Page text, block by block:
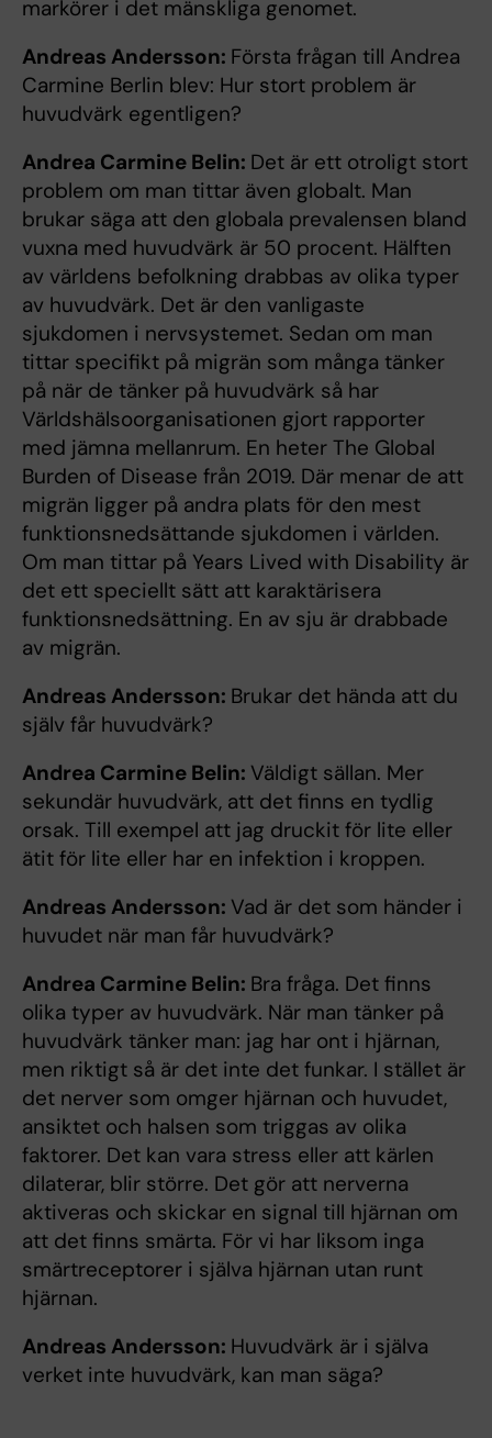
markörer i det mänskliga genomet.
Andreas Andersson: Första frågan till Andrea
Carmine Berlin blev: Hur stort problem är
huvudvärk egentligen?
Andrea Carmine Belin: Det är ett otroligt stort
problem om man tittar även globalt. Man
brukar säga att den globala prevalensen bland
vuxna med huvudvärk är 50 procent. Hälften
av världens befolkning drabbas av olika typer
av huvudvärk. Det är den vanligaste
sjukdomen i nervsystemet. Sedan om man
tittar specifikt på migrän som många tänker
på när de tänker på huvudvärk så har
Världshälsoorganisationen gjort rapporter
med jämna mellanrum. En heter The Global
Burden of Disease från 2019. Där menar de att
migrän ligger på andra plats för den mest
funktionsnedsättande sjukdomen i världen.
Om man tittar på Years Lived with Disability är
det ett speciellt sätt att karaktärisera
funktionsnedsättning. En av sju är drabbade
av migrän.
Andreas Andersson: Brukar det hända att du
själv får huvudvärk?
Andrea Carmine Belin: Väldigt sällan. Mer
sekundär huvudvärk, att det finns en tydlig
orsak. Till exempel att jag druckit för lite eller
ätit för lite eller har en infektion i kroppen.
Andreas Andersson: Vad är det som händer i
huvudet när man får huvudvärk?
Andrea Carmine Belin: Bra fråga. Det finns
olika typer av huvudvärk. När man tänker på
huvudvärk tänker man: jag har ont i hjärnan,
men riktigt så är det inte det funkar. I stället är
det nerver som omger hjärnan och huvudet,
ansiktet och halsen som triggas av olika
faktorer. Det kan vara stress eller att kärlen
dilaterar, blir större. Det gör att nerverna
aktiveras och skickar en signal till hjärnan om
att det finns smärta. För vi har liksom inga
smärtreceptorer i själva hjärnan utan runt
hjärnan.
Andreas Andersson: Huvudvärk är i själva
verket inte huvudvärk, kan man säga?